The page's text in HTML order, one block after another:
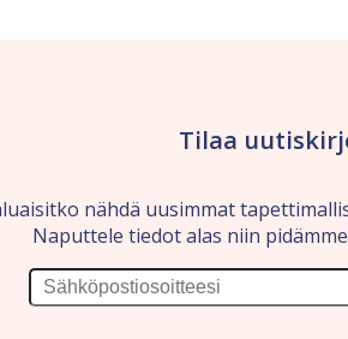
Tilaa
nähdä uusimmat
Naputtele tiedot alas niin